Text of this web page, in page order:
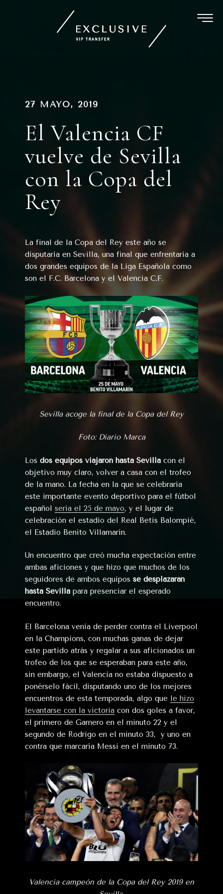
27 MAYO, 2019
El Valencia CF
vuelve de Sevilla
con la Copa del
Rey
La final de la Copa del Rey este año se
disputaría en Sevilla, una final que enfrentaría a
dos grandes equipos de la Liga Española como
son el F.C. Barcelona y el Valencia C.F.
Sevilla acoge la final de la Copa del Rey
Foto: Diario Marca
Los dos equipos viajaron hasta Sevilla con el
objetivo muy claro, volver a casa con el trofeo
de la mano. La fecha en la que se celebraría
este importante evento deportivo para el fútbol
español sería el 25 de mayo, y el lugar de
celebración el estadio del Real Betis Balompié,
el Estadio Benito Villamarín.
Un encuentro que creó mucha expectación entre
ambas aficiones y que hizo que muchos de los
seguidores de ambos equipos se desplazaran
hasta Sevilla para presenciar el esperado
encuentro.
El Barcelona venía de perder contra el Liverpool
en la Champions, con muchas ganas de dejar
este partido atrás y regalar a sus aficionados un
trofeo de los que se esperaban para este año,
sin embargo, el Valencia no estaba dispuesto a
ponérselo fácil, disputando uno de los mejores
encuentros de esta temporada, algo que le hizo
levantarse con la victoria con dos goles a favor,
el primero de Gamero en el minuto 22 y el
segundo de Rodrigo en el minuto 33, y uno en
contra que marcaría Messi en el minuto 73.
Valencia campeón de la Copa del Rey 2019 en
Navegación
entradas